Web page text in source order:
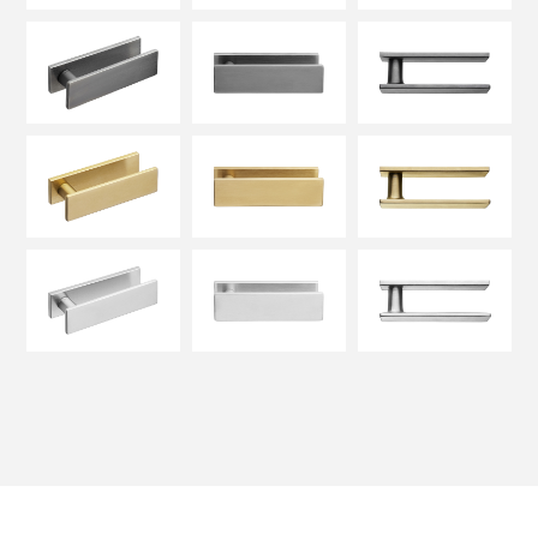
КОНТАКТЫ